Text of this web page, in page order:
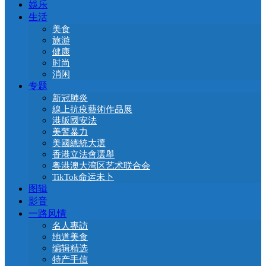
娛乐
生活
美食
旅游
健康
时尚
消闲
专题
新冠肺炎
線上抗疫藝術作品展
港版國安法
美警暴力
美國總統大選
香港立法會選舉
粤港澳大湾区艺术联合会
TikTok命运未卜
图辑
影音
一路风情
名人專訪
地道美食
编辑精选
特产手信